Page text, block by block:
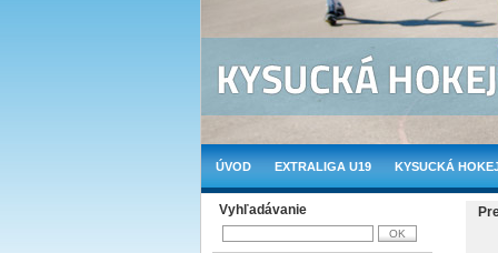
ÚVOD EXTRALIGA U19 KYSUCKÁ
Vyhľadávanie